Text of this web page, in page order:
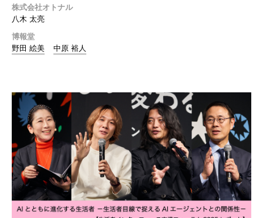
株式会社オトナル
八木 太亮
博報堂
野田 絵美
中原 裕人